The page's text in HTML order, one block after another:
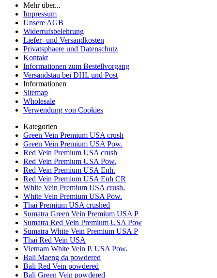
Mehr über...
Impressum
Unsere AGB
Widerrufsbelehrung
Liefer- und Versandkosten
Privatsphaere und Datenschutz
Kontakt
Informationen zum Bestellvorgang
Versandstau bei DHL und Post
Informationen
Sitemap
Wholesale
Verwendung von Cookies
Kategorien
Green Vein Premium USA crush
Green Vein Premium USA Pow.
Red Vein Premium USA crush
Red Vein Premium USA Pow.
Red Vein Premium USA Enh.
Red Vein Premium USA Enh CR
White Vein Premium USA crush.
White Vein Premium USA Pow.
Thai Premium USA crushed
Sumatra Green Vein Premium USA P
Sumatra Red Vein Premium USA Pow
Sumatra White Vein Premium USA P
Thai Red Vein USA
Vietnam White Vein P. USA Pow.
Bali Maeng da powdered
Bali Red Vein powdered
Bali Green Vein powdered